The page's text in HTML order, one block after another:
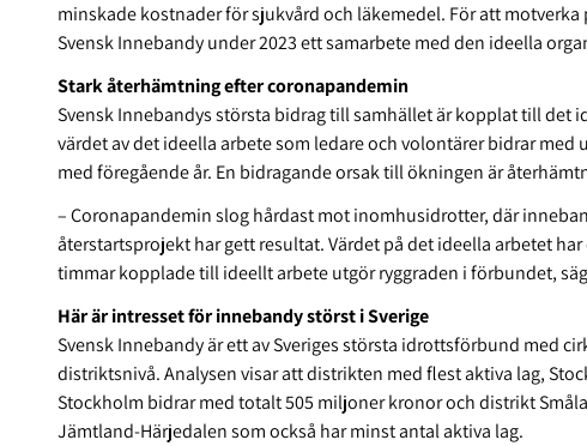
minskade kostnader för sjukvård och läkemedel. För att
Svensk Innebandy under 2023 ett samarbete med den ideella
Stark återhämtning efter coronapandemin
Svensk Innebandys största bidrag till samhället är kopplat till det
värdet av det ideella arbete som ledare och volontärer bidrar
med föregående år. En bidragande orsak till ökningen är
– Coronapandemin slog hårdast mot inomhusidrotter, där
återstartsprojekt har gett resultat. Värdet på det ideella arbetet
timmar kopplade till ideellt arbete utgör ryggraden i förbundet,
Här är intresset för innebandy störst i Sverige
Svensk Innebandy är ett av Sveriges största idrottsförbund med
distriktsnivå. Analysen visar att distrikten med flest aktiva lag,
Stockholm bidrar med totalt 505 miljoner kronor och distrikt
Jämtland-Härjedalen som också har minst antal aktiva lag.